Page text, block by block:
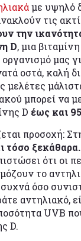
με υψηλό
τις
την
D, μια
μας
οστά, καλή
μελέτες
μπορεί να
D έως και
προσοχή:
τόσο ξεκάθαρα.
ότι οι
το
όσο
αντηλιακό,
UVB
D.